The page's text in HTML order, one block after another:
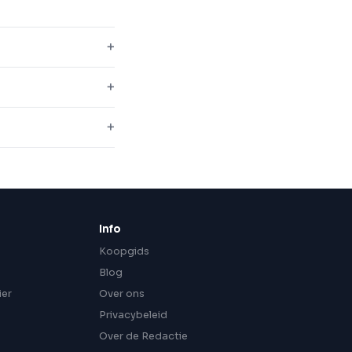
Info
Koopgids
Blog
Over ons
Privacybeleid
Over de Redactie